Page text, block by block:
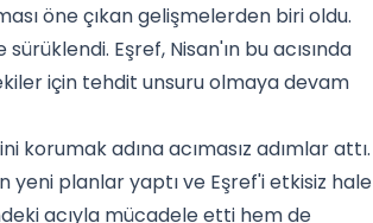
öne çıkan gelişmelerden biri oldu.
Eşref, Nisan'ın bu acısında
için tehdit unsuru olmaya devam
korumak adına acımasız adımlar attı.
yeni planlar yaptı ve Eşref'i etkisiz hale
acıyla mücadele etti hem de